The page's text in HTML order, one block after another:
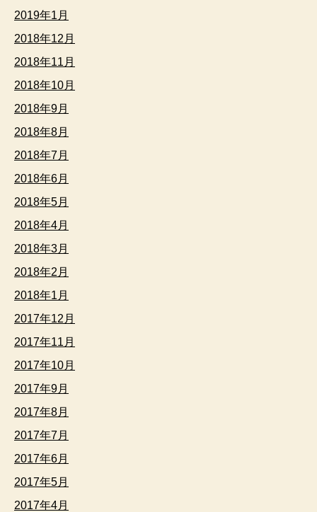
2019年1月
2018年12月
2018年11月
2018年10月
2018年9月
2018年8月
2018年7月
2018年6月
2018年5月
2018年4月
2018年3月
2018年2月
2018年1月
2017年12月
2017年11月
2017年10月
2017年9月
2017年8月
2017年7月
2017年6月
2017年5月
2017年4月